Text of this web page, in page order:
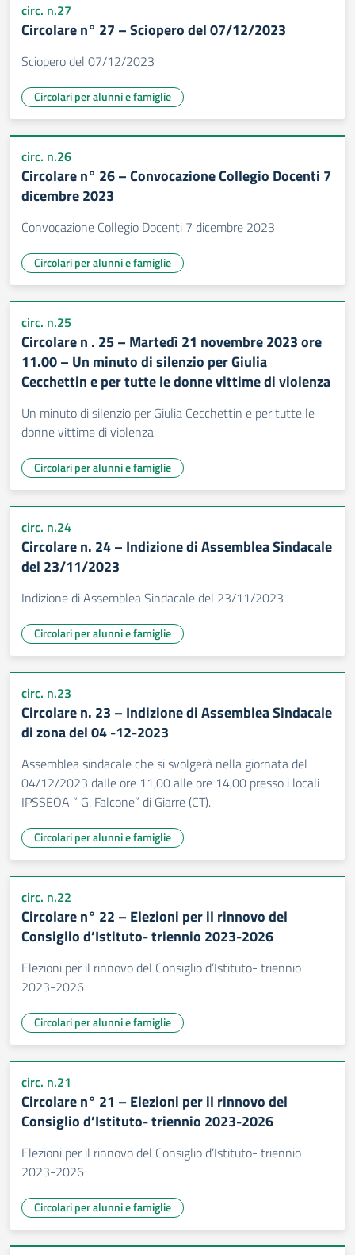
circ. n.27
Circolare n° 27 – Sciopero del 07/12/2023
Sciopero del 07/12/2023
Circolari per alunni e famiglie
circ. n.26
Circolare n° 26 – Convocazione Collegio Docenti 7
dicembre 2023
Convocazione Collegio Docenti 7 dicembre 2023
Circolari per alunni e famiglie
circ. n.25
Circolare n . 25 – Martedì 21 novembre 2023 ore
11.00 – Un minuto di silenzio per Giulia
Cecchettin e per tutte le donne vittime di violenza
Un minuto di silenzio per Giulia Cecchettin e per tutte le
donne vittime di violenza
Circolari per alunni e famiglie
circ. n.24
Circolare n. 24 – Indizione di Assemblea Sindacale
del 23/11/2023
Indizione di Assemblea Sindacale del 23/11/2023
Circolari per alunni e famiglie
circ. n.23
Circolare n. 23 – Indizione di Assemblea Sindacale
di zona del 04 -12-2023
Assemblea sindacale che si svolgerà nella giornata del
04/12/2023 dalle ore 11,00 alle ore 14,00 presso i locali
IPSSEOA “ G. Falcone” di Giarre (CT).
Circolari per alunni e famiglie
circ. n.22
Circolare n° 22 – Elezioni per il rinnovo del
Consiglio d’Istituto- triennio 2023-2026
Elezioni per il rinnovo del Consiglio d’Istituto- triennio
2023-2026
Circolari per alunni e famiglie
circ. n.21
Circolare n° 21 – Elezioni per il rinnovo del
Consiglio d’Istituto- triennio 2023-2026
Elezioni per il rinnovo del Consiglio d’Istituto- triennio
2023-2026
Circolari per alunni e famiglie